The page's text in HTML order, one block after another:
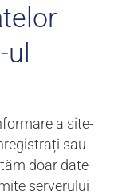
ul
a site-
sau
doar date
serverului